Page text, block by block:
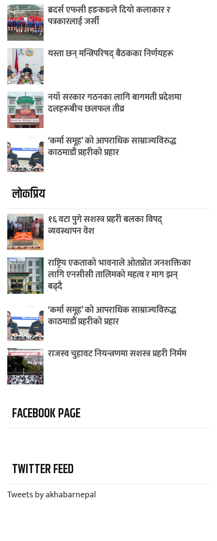
ब्रदर्स एफसी हङकङले दियो कलाकार र
पत्रकारलाई जर्सी
यस्ता छन् मन्त्रिपरिषद् बैठकका निर्णयहरू
नयाँ सरकार गठनका लागि बागमती प्रदेशमा
दलहरूबीच छलफल तीव्र
‘कर्मा समूह’ को आपराधिक साम्राज्यविरुद्ध
काठमाडौं प्रहरीको प्रहार
लाेकप्रिय
१६ वटा पुगे सशस्त्र प्रहरी बलका विपद्
व्यवस्थापन वेश
राष्ट्रिय एकताको भावनाले ओतप्रोत जनशक्तिका
लागि एनसीसी तालिमको महत्व र माग झन्
बढ्दै
‘कर्मा समूह’ को आपराधिक साम्राज्यविरुद्ध
काठमाडौं प्रहरीको प्रहार
राजस्व चुहावट नियन्त्रणमा सशस्त्र प्रहरी निर्मम
FACEBOOK PAGE
TWITTER FEED
Tweets by akhabarnepal